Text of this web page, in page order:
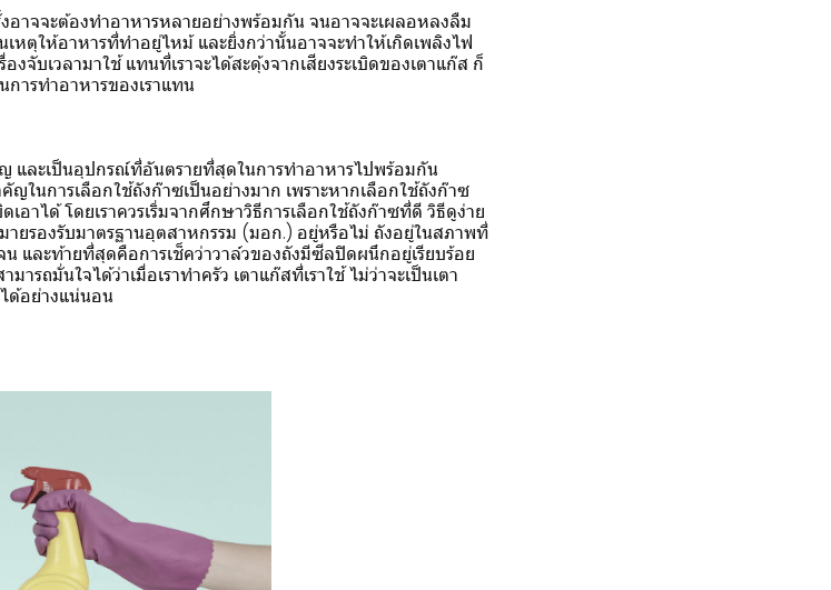
อาจจะต้องทำอาหารหลายอย่างพร้อมกัน จนอาจจะเผลอหลงลืม
เหตุให้อาหารที่ทำอยู่ไหม้ และยิ่งกว่านั้นอาจจะทำให้เกิดเพลิงไฟ
จับเวลามาใช้ แทนที่เราจะได้สะดุ้งจากเสียงระเบิดของเตาแก๊ส ก็
การทำอาหารของเราแทน
และเป็นอุปกรณ์ที่อันตรายที่สุดในการทำอาหารไปพร้อมกัน
ในการเลือกใช้ถังก๊าซเป็นอย่างมาก เพราะหากเลือกใช้ถังก๊าซ
อาได้ โดยเราควรเริ่มจากศึกษาวิธีการเลือกใช้ถังก๊าซที่ดี วิธีดูง่าย
ายรองรับมาตรฐานอุตสาหกรรม (มอก.) อยู่หรือไม่ ถังอยู่ในสภาพที่
และท้ายที่สุดคือการเช็คว่าวาล์วของถังมีซีลปิดผนึกอยู่เรียบร้อย
ารถมั่นใจได้ว่าเมื่อเราทำครัว เตาแก๊สที่เราใช้ ไม่ว่าจะเป็นเตา
ด้อย่างแน่นอน